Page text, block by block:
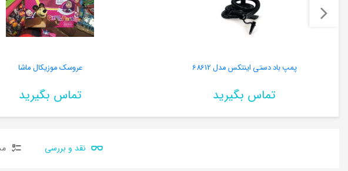
پمپ باد دستی اینتکس مدل 68612
تماس بگیرید
عروسک موزیکال ماشا
تماس بگیرید
نقد و بررسی